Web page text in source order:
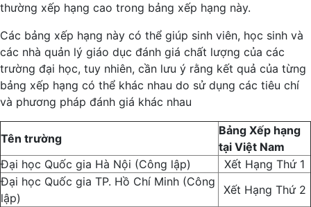
thường xếp hạng cao trong bảng xếp hạng này.
Các bảng xếp hạng này có thể giúp sinh viên, học sinh và
các nhà quản lý giáo dục đánh giá chất lượng của các
trường đại học, tuy nhiên, cần lưu ý rằng kết quả của từng
bảng xếp hạng có thể khác nhau do sử dụng các tiêu chí
và phương pháp đánh giá khác nhau
Tên trường
Bảng Xếp hạng
tại Việt Nam
Đại học Quốc gia Hà Nội (Công lập)
Xết Hạng Thứ 1
Đại học Quốc gia TP. Hồ Chí Minh (Công
lập)
Xết Hạng Thứ 2